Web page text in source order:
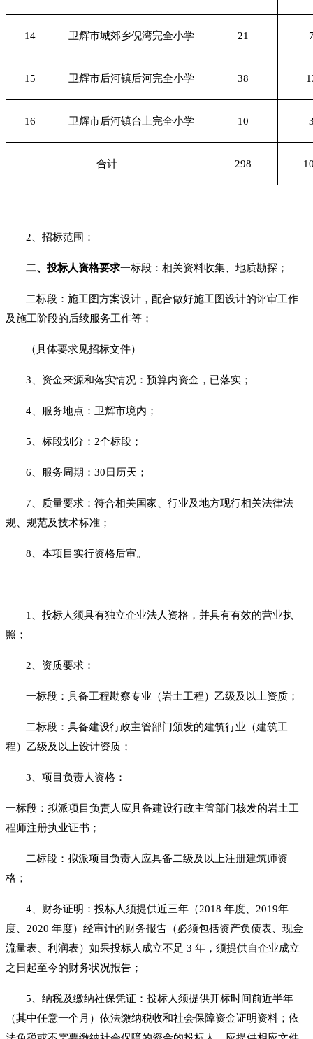
14 卫辉市城郊乡倪湾完全小学 21
15 卫辉市后河镇后河完全小学 38
16 卫辉市后河镇台上完全小学 10
合计 298
2、 招标范围：
二、投标人资格要求一标段：相关资料收集、地质勘探 ；
二标段：施工图方案设计，配合做好施工图设计的评审工作
及施工阶段的后续服务工作等 ；
（具体要求见招标文件）
3、资金来源和落实情况：预算内资金，已落实；
4、 服务地点：卫辉市境内；
5、标段划分： 2个标段；
6、 服务周期： 30 日历天；
7、质量要求：符合相关国家、行业及地方现行相关法律法
规、规范及技术标准；
8、本项目实行资格后审。
1、投标人须具有独立企业法人资格，并具有有效的营业执
照；
2、 资质要求：
一标段：具备工程勘察专业（岩土工程） 乙级及以上资质；
二标段：具备建设行政主管部门颁发的建筑行业（建筑工
程）乙级及以上设计资质；
3、 项目负责人资格：
一标段：拟派项目负责人应具备建设行政主管部门核发的岩土工
程师注册执业证书；
二标段：拟派项目负责人应具备二级及以上注册建筑师资
格；
4、财务证明： 投标人须提供近三年（2018 年度、2019年
度、2020 年度）经审计的财务报告（必须包括资产负债表、现金
流量表、利润表）如果投标人成立不足 3 年，须提供自企业成立
之日起至今的财务状况报告；
5、纳税及缴纳社保凭证：投标人须提供开标时间前近半年
（其中任意一个月）依法缴纳税收和社会保障资金证明资料；依